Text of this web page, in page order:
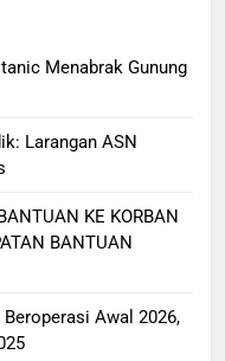
Menabrak Gunung
Larangan ASN
KE KORBAN
BANTUAN
Awal 2026,